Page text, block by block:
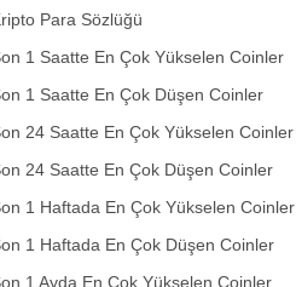
Para Sözlüğü
1 Saatte En Çok Yükselen Coinler
1 Saatte En Çok Düşen Coinler
24 Saatte En Çok Yükselen Coinler
24 Saatte En Çok Düşen Coinler
1 Haftada En Çok Yükselen Coinler
1 Haftada En Çok Düşen Coinler
1 Ayda En Çok Yükselen Coinler